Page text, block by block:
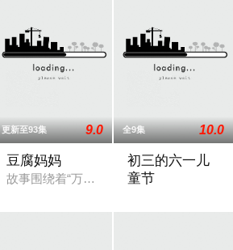
为主轴，剧情以史实背景结合灵异题材
更新至93集 9.0
豆腐妈妈
故事围绕着“万家”的豆腐老店，因“一个
全9集 10.0
初三的六一儿
童节